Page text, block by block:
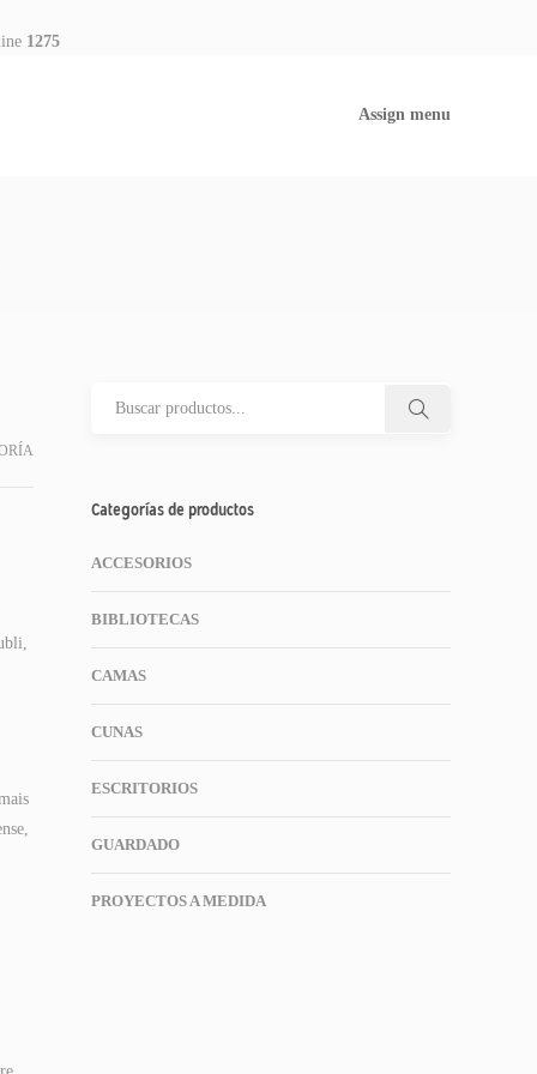
1275
Assign menu
Categorías de productos
ACCESORIOS
BIBLIOTECAS
CAMAS
CUNAS
ESCRITORIOS
GUARDADO
PROYECTOS A MEDIDA